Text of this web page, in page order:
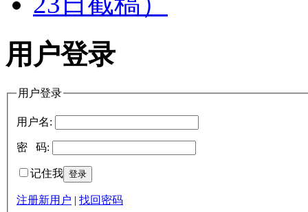
用户登录
用户登录
用户名:
密 码:
记住我
注册新用户 找回密码